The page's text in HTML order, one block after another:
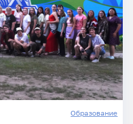
Образование